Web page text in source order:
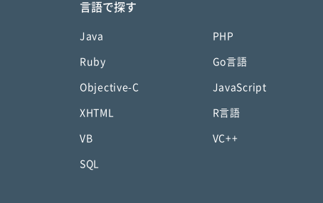
言語で探す
Java PHP
Ruby Go言語
Objective-C JavaScript
XHTML R言語
VB VC++
SQL